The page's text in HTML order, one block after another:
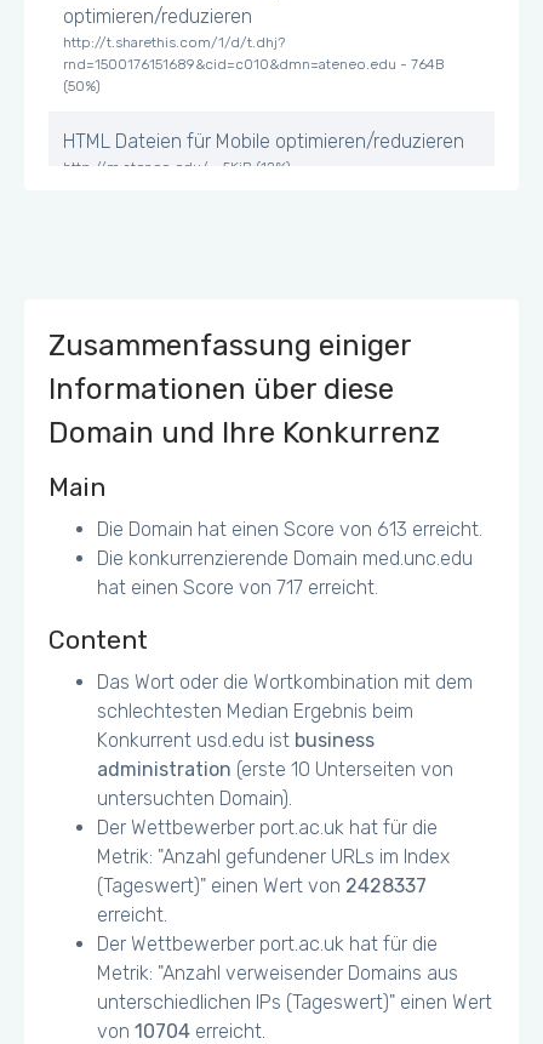
optimieren/reduzieren
http://t.sharethis.com/1/d/t.dhj?
rnd=1500176151689&cid=c010&dmn=ateneo.edu - 764B
(50%)
HTML Dateien für Mobile optimieren/reduzieren
http://m.ateneo.edu/ - 5KiB (12%)
13.8KiB (80%)
http://ateneo.edu/misc/ajax.js?v=7.34 - 13.5KiB (58%)
Javascript Dateien für Mobile
optimieren/reduzieren
http://m.ateneo.edu/misc/ajax.js?v=7.34 - 13.5KiB (58%)
http://m.ateneo.edu/misc/drupal.js?ot44v8 - 9.6KiB (67%)
http://m.ateneo.edu/sites/all/modules/views_slideshow/js/
views_slideshow.js?ot44v8 - 7.3KiB (39%)
Bilderdateien optimieren (Desktop)
240.1KiB (76%)
20corner.png - 65.3KiB (57%)
http://ateneo.edu/sites/default/files/University%20Athletics
%201.jpg - 52.6KiB (79%)
Viewport für Mobile konfigurieren, bspw
<meta name="viewport"
content="width=device-width, initial-scale=1">
The page content is too wide for the viewport,
forcing the user to scroll horizontally. (mobile)
Einige Buttons können zu klein für ein
Mobile/Tablet Touchscreen erscheinen
Zusammenfassung einiger
Informationen über diese
Domain und Ihre Konkurrenz
Main
Die Domain hat einen Score von 613 erreicht.
Die konkurrenzierende Domain med.unc.edu
hat einen Score von 717 erreicht.
Content
Das Wort oder die Wortkombination mit dem
schlechtesten Median Ergebnis beim
Konkurrent usd.edu ist business
administration (erste 10 Unterseiten von
untersuchten Domain).
Der Wettbewerber port.ac.uk hat für die
Metrik: "Anzahl gefundener URLs im Index
(Tageswert)" einen Wert von 2428337
erreicht.
Der Wettbewerber port.ac.uk hat für die
Metrik: "Anzahl verweisender Domains aus
unterschiedlichen IPs (Tageswert)" einen Wert
von 10704 erreicht.